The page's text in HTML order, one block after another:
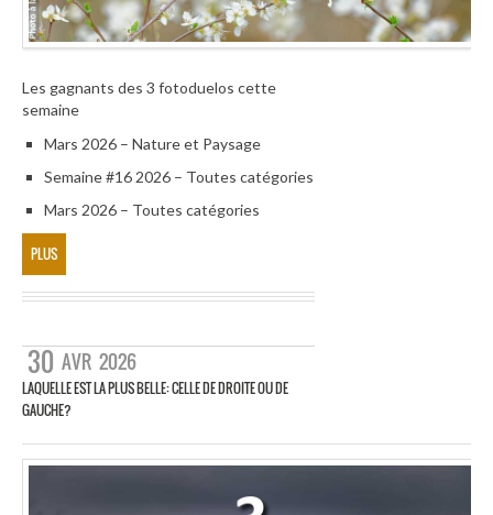
Les gagnants des 3 fotoduelos cette
semaine
Mars 2026 – Nature et Paysage
Semaine #16 2026 – Toutes catégories
Mars 2026 – Toutes catégories
PLUS
30 AVR 2026
LAQUELLE EST LA PLUS BELLE: CELLE DE DROITE OU DE
GAUCHE?